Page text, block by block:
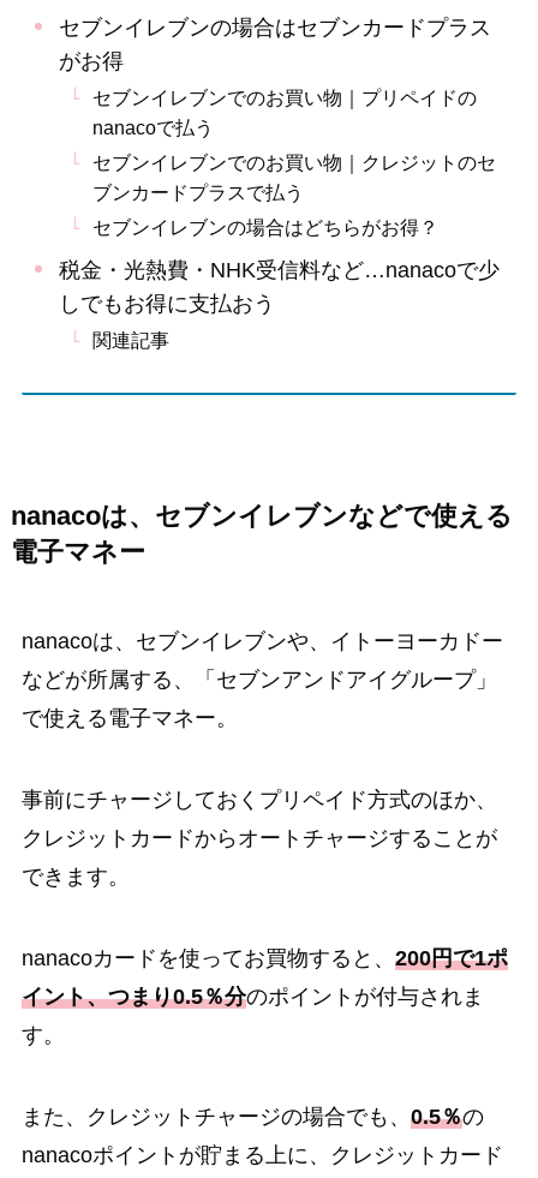
セブンイレブンの場合はセブンカードプラス
がお得
セブンイレブンでのお買い物｜プリペイドの
nanacoで払う
セブンイレブンでのお買い物｜クレジットのセ
ブンカードプラスで払う
セブンイレブンの場合はどちらがお得？
税金・光熱費・NHK受信料など…nanacoで少
しでもお得に支払おう
関連記事
nanacoは、セブンイレブンなどで使える
電子マネー
nanacoは、セブンイレブンや、イトーヨーカドー
などが所属する、「セブンアンドアイグループ」
で使える電子マネー。
事前にチャージしておくプリペイド方式のほか、
クレジットカードからオートチャージすることが
できます。
nanacoカードを使ってお買物すると、 200円で1ポ
イント、つまり0.5％分のポイントが付与されま
す。
また、クレジットチャージの場合でも、 0.5％の
nanacoポイントが貯まる上に、クレジットカード